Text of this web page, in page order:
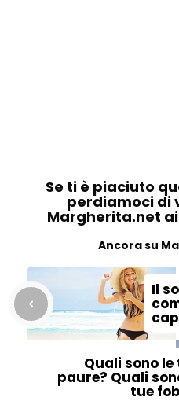
Se ti è piaciuto
perdiamoci di
Margherita.net
Ancora su
Il
Quali sono le
paure? Quali
tue